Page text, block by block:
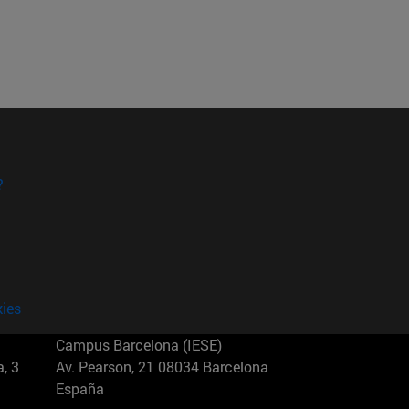
3
Campus Barcelona (IESE)
Av. Pearson, 21 08034 Barcelona
España